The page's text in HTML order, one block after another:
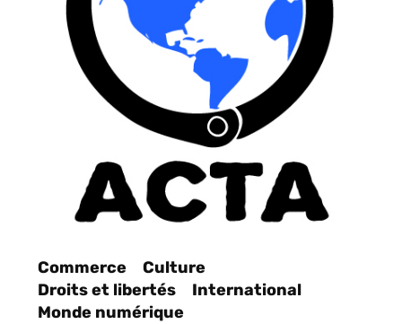
Commerce
Culture
Droits et libertés
International
Monde numérique